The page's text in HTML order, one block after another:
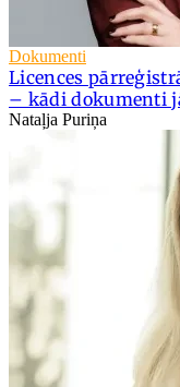
Dokumenti
Licences
– kādi dokumenti
Nataļja Puriņa